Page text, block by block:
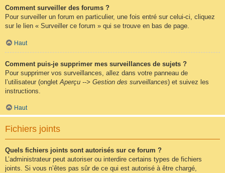
Comment surveiller des forums ?
Pour surveiller un forum en particulier, une fois entré sur celui-ci, cliquez
sur le lien « Surveiller ce forum » qui se trouve en bas de page.
Haut
Comment puis-je supprimer mes surveillances de sujets ?
Pour supprimer vos surveillances, allez dans votre panneau de
l’utilisateur (onglet Aperçu --> Gestion des surveillances) et suivez les
instructions.
Haut
Fichiers joints
Quels fichiers joints sont autorisés sur ce forum ?
L’administrateur peut autoriser ou interdire certains types de fichiers
joints. Si vous n’êtes pas sûr de ce qui est autorisé à être chargé,